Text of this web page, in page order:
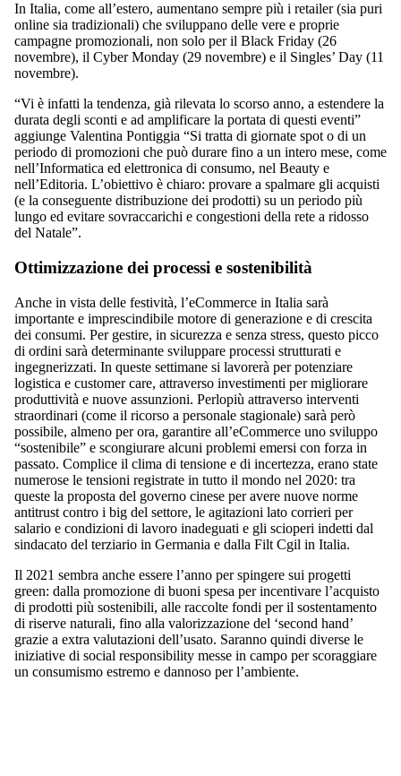
In Italia, come all’estero, aumentano sempre più i retailer (sia puri
online sia tradizionali) che sviluppano delle vere e proprie
campagne promozionali, non solo per il Black Friday (26
novembre), il Cyber Monday (29 novembre) e il Singles’ Day (11
novembre).
“Vi è infatti la tendenza, già rilevata lo scorso anno, a estendere la
durata degli sconti e ad amplificare la portata di questi eventi”
aggiunge Valentina Pontiggia “Si tratta di giornate spot o di un
periodo di promozioni che può durare fino a un intero mese, come
nell’Informatica ed elettronica di consumo, nel Beauty e
nell’Editoria. L’obiettivo è chiaro: provare a spalmare gli acquisti
(e la conseguente distribuzione dei prodotti) su un periodo più
lungo ed evitare sovraccarichi e congestioni della rete a ridosso
del Natale”.
Ottimizzazione dei processi e sostenibilità
Anche in vista delle festività, l’eCommerce in Italia sarà
importante e imprescindibile motore di generazione e di crescita
dei consumi. Per gestire, in sicurezza e senza stress, questo picco
di ordini sarà determinante sviluppare processi strutturati e
ingegnerizzati. In queste settimane si lavorerà per potenziare
logistica e customer care, attraverso investimenti per migliorare
produttività e nuove assunzioni. Perlopiù attraverso interventi
straordinari (come il ricorso a personale stagionale) sarà però
possibile, almeno per ora, garantire all’eCommerce uno sviluppo
“sostenibile” e scongiurare alcuni problemi emersi con forza in
passato. Complice il clima di tensione e di incertezza, erano state
numerose le tensioni registrate in tutto il mondo nel 2020: tra
queste la proposta del governo cinese per avere nuove norme
antitrust contro i big del settore, le agitazioni lato corrieri per
salario e condizioni di lavoro inadeguati e gli scioperi indetti dal
sindacato del terziario in Germania e dalla Filt Cgil in Italia.
Il 2021 sembra anche essere l’anno per spingere sui progetti
green: dalla promozione di buoni spesa per incentivare l’acquisto
di prodotti più sostenibili, alle raccolte fondi per il sostentamento
di riserve naturali, fino alla valorizzazione del ‘second hand’
grazie a extra valutazioni dell’usato. Saranno quindi diverse le
iniziative di social responsibility messe in campo per scoraggiare
un consumismo estremo e dannoso per l’ambiente.